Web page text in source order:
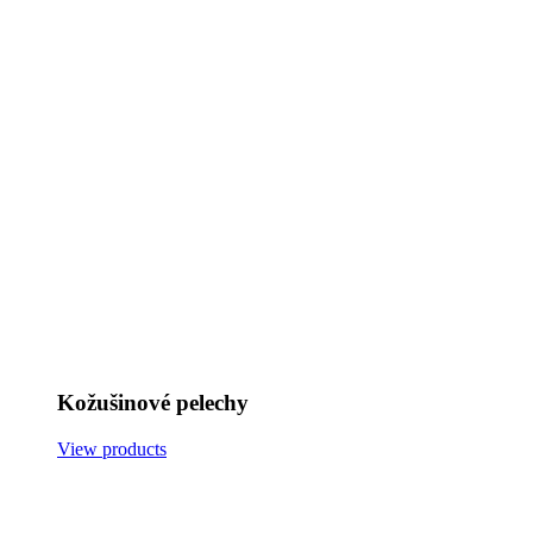
Kožušinové pelechy
View products